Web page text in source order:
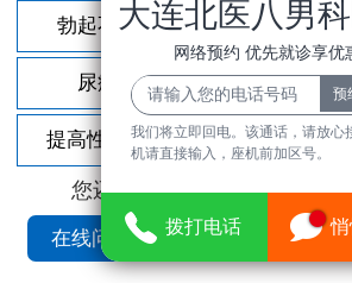
勃起不坚 尿频尿急
尿痛 前列腺炎
提高性功能 龟头敏感
您还可以拨打免费咨询电话
在线问诊
大连北医八男
网络预约 优先就诊享优
我们将立即回电。该通话，请放心
机请直接输入，座机前加区号。
拨打电话